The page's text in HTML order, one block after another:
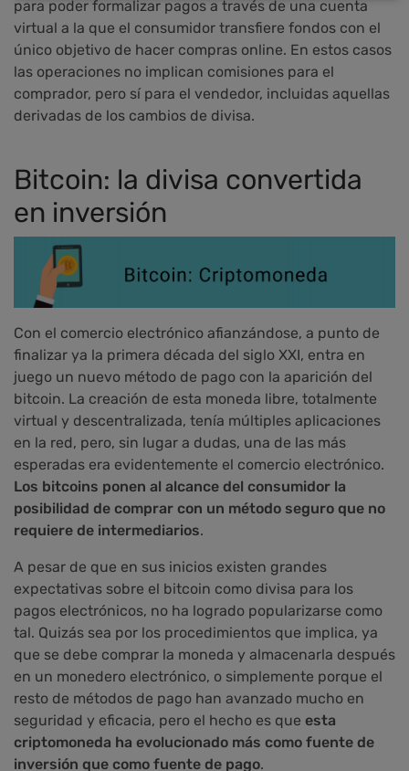
para poder formalizar pagos a través de una cuenta
virtual a la que el consumidor transfiere fondos con el
único objetivo de hacer compras online. En estos casos
las operaciones no implican comisiones para el
comprador, pero sí para el vendedor, incluidas aquellas
derivadas de los cambios de divisa.
Bitcoin: la divisa convertida
en inversión
Con el comercio electrónico afianzándose, a punto de
finalizar ya la primera década del siglo XXI, entra en
juego un nuevo método de pago con la aparición del
bitcoin. La creación de esta moneda libre, totalmente
virtual y descentralizada, tenía múltiples aplicaciones
en la red, pero, sin lugar a dudas, una de las más
esperadas era evidentemente el comercio electrónico.
Los bitcoins ponen al alcance del consumidor la
posibilidad de comprar con un método seguro que no
requiere de intermediarios.
A pesar de que en sus inicios existen grandes
expectativas sobre el bitcoin como divisa para los
pagos electrónicos, no ha logrado popularizarse como
tal. Quizás sea por los procedimientos que implica, ya
que se debe comprar la moneda y almacenarla después
en un monedero electrónico, o simplemente porque el
resto de métodos de pago han avanzado mucho en
seguridad y eficacia, pero el hecho es que esta
criptomoneda ha evolucionado más como fuente de
inversión que como fuente de pago.